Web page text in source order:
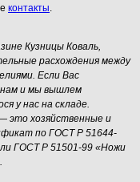
контакты.
Кузницы Коваль,
расхождения между
Если Вас
нам и мы вышлем
у нас на складе.
это хозяйственные и
по ГОСТ Р 51644-
ГОСТ Р 51501-99 «Ножи